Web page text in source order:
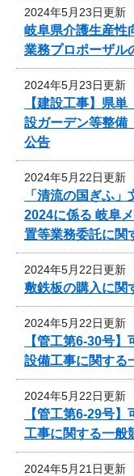
2024年5月23日更新
岐阜県介護生産性
業務プロポーザル
2024年5月23日更新
【建設工事】県
設ガーデン等整備
公告
2024年5月22日更新
「清流の国ぎふ
2024に係る 岐阜
置等業務委託に関
2024年5月22日更新
敷鉄板の購入に関
2024年5月22日更新
【管工第6-30号
設備工事に関する
2024年5月22日更新
【管工第6-29号
工事に関する一般
2024年5月21日更新